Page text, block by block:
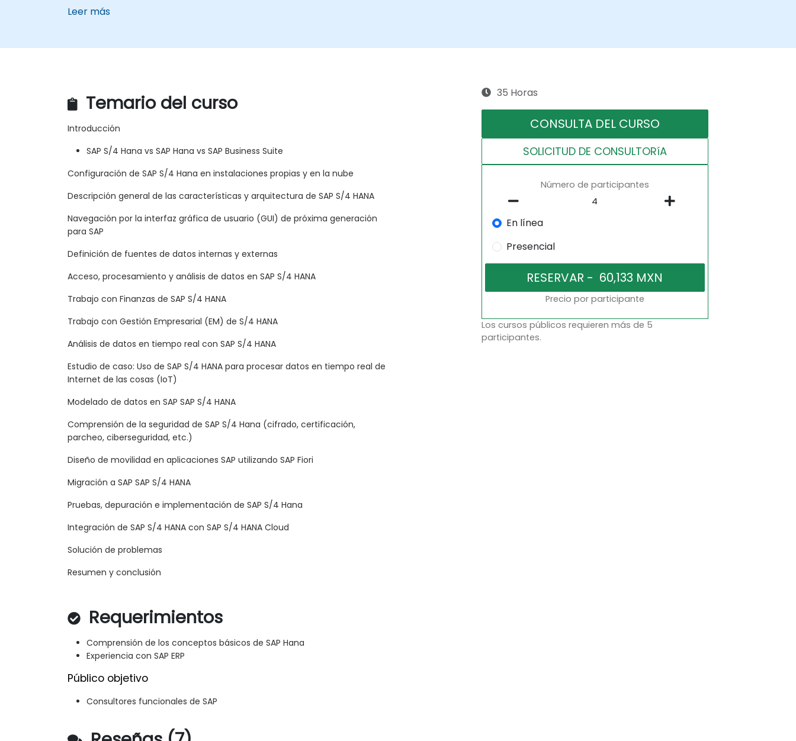
Leer más
Temario del curso
Introducción
SAP S/4 Hana vs SAP Hana vs SAP Business Suite
Configuración de SAP S/4 Hana en instalaciones propias y en la nube
Descripción general de las características y arquitectura de SAP S/4 HANA
Navegación por la interfaz gráfica de usuario (GUI) de próxima generación
para SAP
Definición de fuentes de datos internas y externas
Acceso, procesamiento y análisis de datos en SAP S/4 HANA
Trabajo con Finanzas de SAP S/4 HANA
Trabajo con Gestión Empresarial (EM) de S/4 HANA
Análisis de datos en tiempo real con SAP S/4 HANA
Estudio de caso: Uso de SAP S/4 HANA para procesar datos en tiempo real de
Internet de las cosas (IoT)
Modelado de datos en SAP SAP S/4 HANA
Comprensión de la seguridad de SAP S/4 Hana (cifrado, certificación,
parcheo, ciberseguridad, etc.)
Diseño de movilidad en aplicaciones SAP utilizando SAP Fiori
Migración a SAP SAP S/4 HANA
Pruebas, depuración e implementación de SAP S/4 Hana
Integración de SAP S/4 HANA con SAP S/4 HANA Cloud
Solución de problemas
Resumen y conclusión
Requerimientos
Comprensión de los conceptos básicos de SAP Hana
Experiencia con SAP ERP
Público objetivo
Consultores funcionales de SAP
35 Horas
CONSULTA DEL CURSO
SOLICITUD DE CONSULTORíA
Número de participantes
En línea
Presencial
Precio por participante
Los cursos públicos requieren más de 5
participantes.